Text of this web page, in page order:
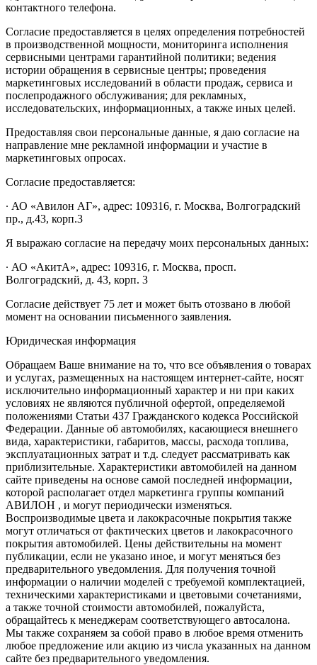
контактного телефона.
Согласие предоставляется в целях определения потребностей
в производственной мощности, мониторинга исполнения
сервисными центрами гарантийной политики; ведения
истории обращения в сервисные центры; проведения
маркетинговых исследований в области продаж, сервиса и
послепродажного обслуживания; для рекламных,
исследовательских, информационных, а также иных целей.
Предоставляя свои персональные данные, я даю согласие на
направление мне рекламной информации и участие в
маркетинговых опросах.
Согласие предоставляется:
∙ АО «Авилон АГ», адрес: 109316, г. Москва, Волгоградский
пр., д.43, корп.3
Я выражаю согласие на передачу моих персональных данных:
∙ АО «АкитА», адрес: 109316, г. Москва, просп.
Волгоградский, д. 43, корп. 3
Согласие действует 75 лет и может быть отозвано в любой
момент на основании письменного заявления.
Юридическая информация
Обращаем Ваше внимание на то, что все объявления о товарах
и услугах, размещенных на настоящем интернет-сайте, носят
исключительно информационный характер и ни при каких
условиях не являются публичной офертой, определяемой
положениями Статьи 437 Гражданского кодекса Российской
Федерации. Данные об автомобилях, касающиеся внешнего
вида, характеристики, габаритов, массы, расхода топлива,
эксплуатационных затрат и т.д. следует рассматривать как
приблизительные. Характеристики автомобилей на данном
сайте приведены на основе самой последней информации,
которой располагает отдел маркетинга группы компаний
АВИЛОН , и могут периодически изменяться.
Воспроизводимые цвета и лакокрасочные покрытия также
могут отличаться от фактических цветов и лакокрасочного
покрытия автомобилей. Цены действительны на момент
публикации, если не указано иное, и могут меняться без
предварительного уведомления. Для получения точной
информации о наличии моделей с требуемой комплектацией,
техническими характеристиками и цветовыми сочетаниями,
а также точной стоимости автомобилей, пожалуйста,
обращайтесь к менеджерам соответствующего автосалона.
Мы также сохраняем за собой право в любое время отменить
любое предложение или акцию из числа указанных на данном
сайте без предварительного уведомления.